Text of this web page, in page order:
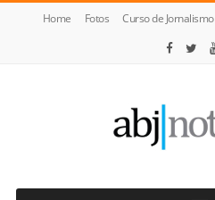
Home Fotos Curso de Jornalismo
Notícias